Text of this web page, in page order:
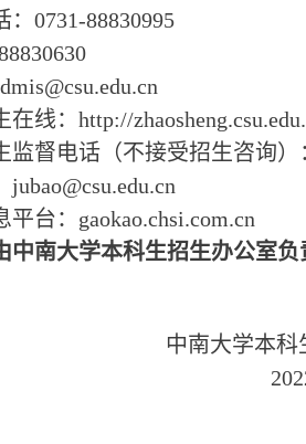
0731-88830995
线：http://
监督电话（不接受招生咨询）
平台：gaokao.chsi.com.cn
中南大学本科生招生办公室负
中南大学本